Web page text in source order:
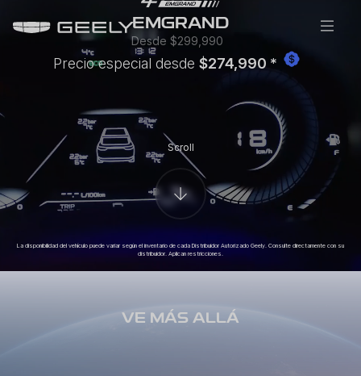
EMGRAND
Desde $299,990
Precio especial desde $274,990 *
La disponibilidad del vehículo puede variar según el inventario de cada Distribuidor Autorizado Geely. Consulte directamente con su
distribuidor. Aplican restricciones.
Scroll
VE MÁS ALLÁ